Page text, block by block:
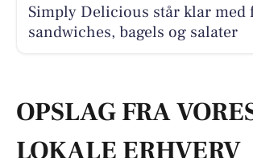
Simply Delicious står klar med
sandwiches, bagels og salater
OPSLAG FRA
LOKALE ERHVERV